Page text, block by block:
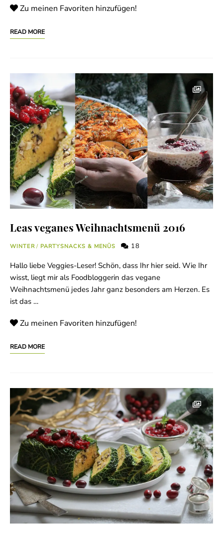
Zu meinen Favoriten hinzufügen!
READ MORE
Leas veganes Weihnachtsmenü 2016
WINTER/ PARTYSNACKS & MENÜS 18
Hallo liebe Veggies-Leser! Schön, dass Ihr hier seid. Wie Ihr
wisst, liegt mir als Foodbloggerin das vegane
Weihnachtsmenü jedes Jahr ganz besonders am Herzen. Es
ist das …
Zu meinen Favoriten hinzufügen!
READ MORE